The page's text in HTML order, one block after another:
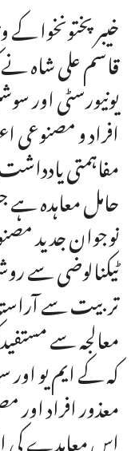
خیبر پختونخوا
قاسم علی شاہ
یونیورسٹی اور
افراد و
مفاہمتی
حامل معاہدہ
نوجوان جد ید
ٹیکنالوضی سے
تربیت سے
معالجہ سے
کہ کے ایم یو
معذور افراد
اس معاہدے کی